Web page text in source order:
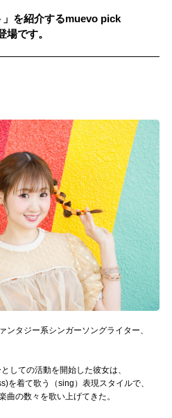
#女性シンガー
ング
」を紹介するmuevo pick
です。
ンタジー系シンガーソングライター、
しての活動を開始した彼女は、
を着て歌う（sing）表現スタイルで、
曲の数々を歌い上げてきた。